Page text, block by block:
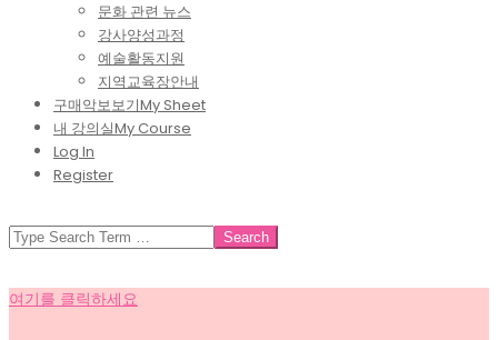
문화 관련 뉴스
강사양성과정
예술활동지원
지역교육장안내
구매악보보기My Sheet
내 강의실My Course
Log In
Register
SEARCH
여기를 클릭하세요